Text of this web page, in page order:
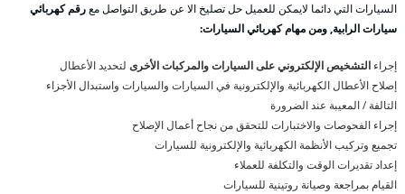
السيارات التي دائما لايمكن للعميل حل تصليخ الا عن طريق التواصل معرقم كهربائي
سيارات الرابية, ومن مهام كهربائي السيارات:
إجراء التشخيص الإلكتروني على السيارات والمركبات الأخرى لتحديد الأعطال
إصلاح الأعطال الكهربائية والإلكترونية في السيارات والسيارات واستبدال الأجزاء
التالفة / المعيبة عند الضرورة
إجراء الفحوصات والاختبارات للتحقق من نجاح أعمال الإصلاح
تجميع وتركيب الأنظمة الكهربائية والإلكترونية للسيارات
إعداد تقديرات الوقت والتكلفة للعملاء
القيام بمراجعة وصيانة روتينية للسيارات